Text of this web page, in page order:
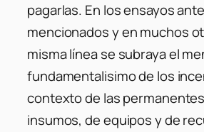
pagarlas. En los ensayos
mencionados y en muchos
misma línea se subraya el
fundamentalisimo de los
contexto de las
insumos, de equipos y de